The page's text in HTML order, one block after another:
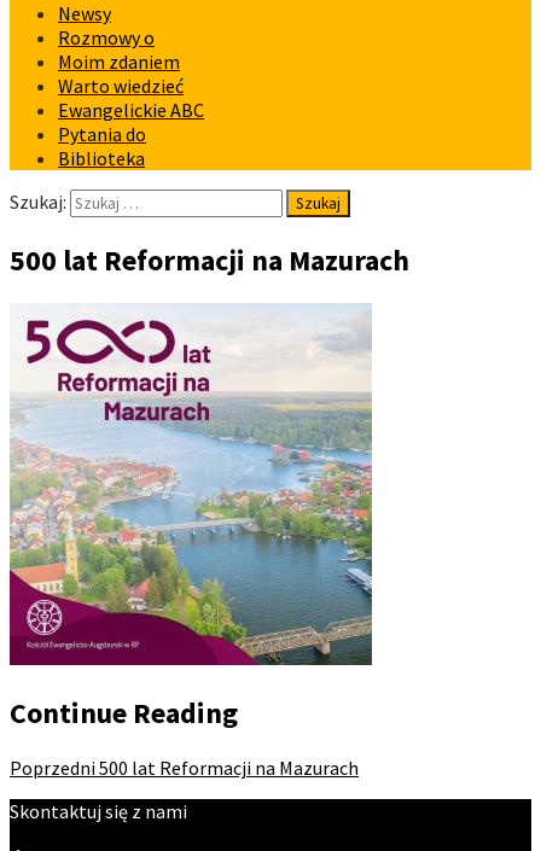
Newsy
Rozmowy o
Moim zdaniem
Warto wiedzieć
Ewangelickie ABC
Pytania do
Biblioteka
Szukaj:
500 lat Reformacji na Mazurach
Continue Reading
Poprzedni500 lat Reformacji na Mazurach
Skontaktuj się z nami